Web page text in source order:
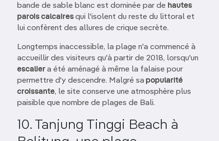
bande de sable blanc est dominée par de hautes
parois calcairesqui l'isolent du reste du littoral et
lui confèrent des allures de crique secrète.
Longtemps inaccessible, la plage n'a commencé à
accueillir des visiteurs qu'à partir de 2018, lorsqu'un
escaliera été aménagé à même la falaise pour
permettre d'y descendre. Malgré sa popularité
croissante, le site conserve une atmosphère plus
paisible que nombre de plages de Bali.
10. Tanjung Tinggi Beach à